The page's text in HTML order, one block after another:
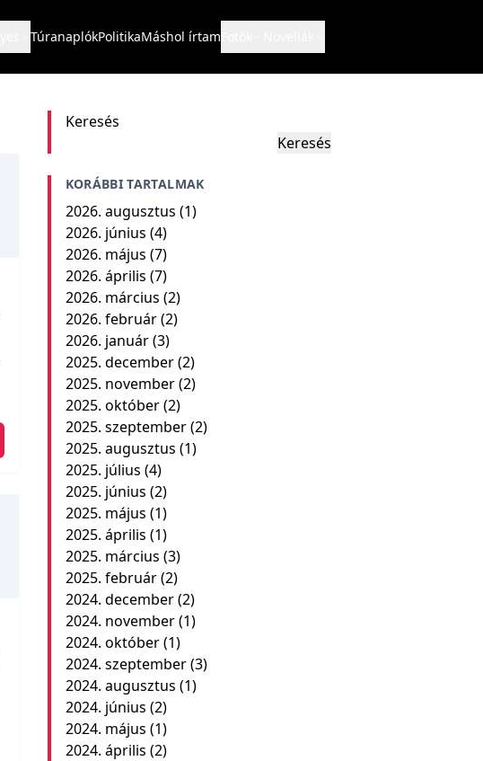
TúranaplókPolitikaMáshol írtam
Keresés
Keresés
KORÁBBI TARTALMAK
2026. augusztus (1)
2026. június (4)
2026. május (7)
2026. április (7)
2026. március (2)
2026. február(2)
2026. január(3)
2025. december(2)
2025. november(2)
2025. október(2)
2025. szeptember(2)
2025. augusztus (1)
2025. július (4)
2025. június (2)
2025. május (1)
2025. április (1)
2025. március (3)
2025. február(2)
2024. december(2)
2024. november(1)
2024. október(1)
2024. szeptember(3)
2024. augusztus (1)
2024. június (2)
2024. május (1)
2024. április (2)